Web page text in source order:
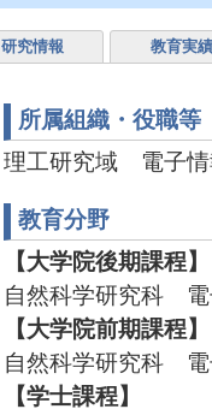
研究情報 教育実績
所属組織・役職等
理工研究域 電子情
教育分野
【大学院後期課程】
自然科学研究科 電
【大学院前期課程】
自然科学研究科 電
【学士課程】